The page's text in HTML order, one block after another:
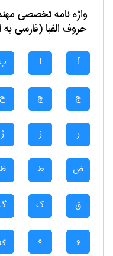
واژه نامه تخصصی
حروف الفبا (فارسی
آ ا
ج چ ح
ر ز ژ
ض ط ظ
ق ک
و ه ی